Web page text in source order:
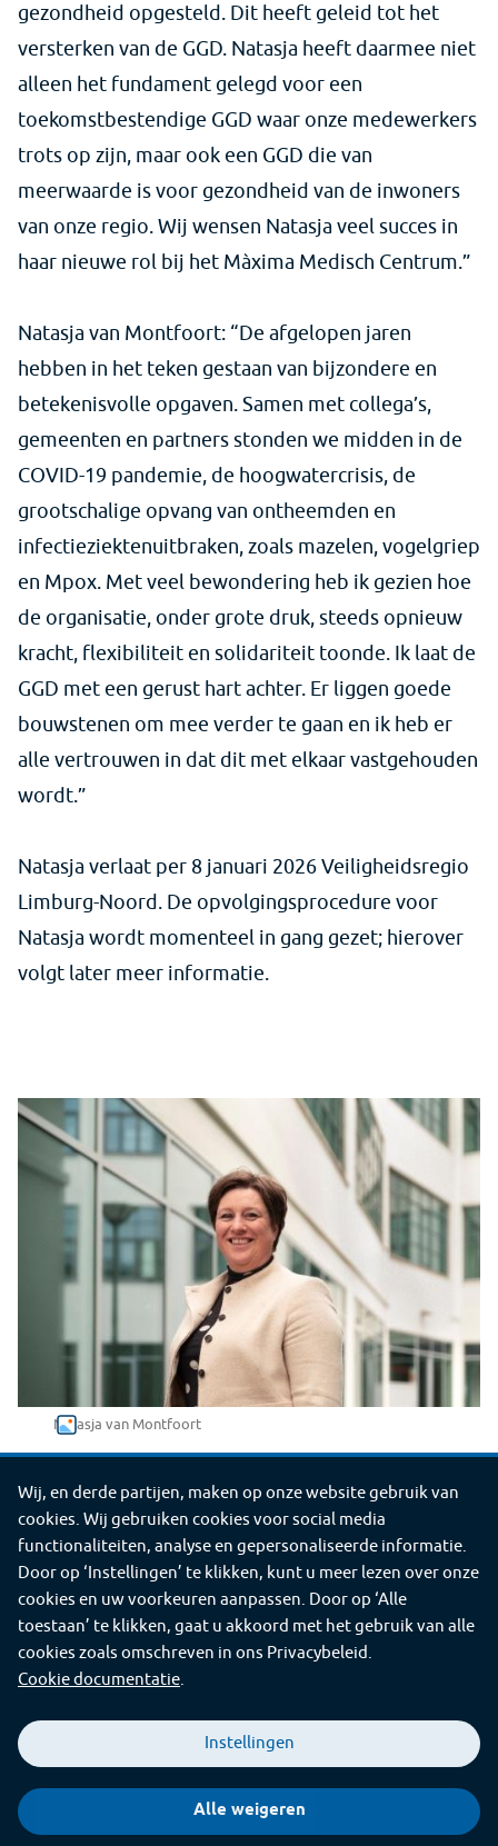
Wij, en derde partijen, maken op onze website gebruik van
cookies. Wij gebruiken cookies voor social media
functionaliteiten, analyse en gepersonaliseerde informatie.
Door op ‘Instellingen’ te klikken, kunt u meer lezen over onze
cookies en uw voorkeuren aanpassen. Door op ‘Alle
toestaan’ te klikken, gaat u akkoord met het gebruik van alle
cookies zoals omschreven in ons Privacybeleid.
Cookie documentatie
Instellingen
Alle weigeren
gezondheid opgesteld. Dit heeft geleid tot het
versterken van de GGD. Natasja heeft daarmee niet
alleen het fundament gelegd voor een
toekomstbestendige GGD waar onze medewerkers
trots op zijn, maar ook een GGD die van
meerwaarde is voor gezondheid van de inwoners
van onze regio. Wij wensen Natasja veel succes in
haar nieuwe rol bij het Màxima Medisch Centrum.”
Natasja van Montfoort: “De afgelopen jaren
hebben in het teken gestaan van bijzondere en
betekenisvolle opgaven. Samen met collega’s,
gemeenten en partners stonden we midden in de
COVID-19 pandemie, de hoogwatercrisis, de
grootschalige opvang van ontheemden en
infectieziektenuitbraken, zoals mazelen, vogelgriep
en Mpox. Met veel bewondering heb ik gezien hoe
de organisatie, onder grote druk, steeds opnieuw
kracht, flexibiliteit en solidariteit toonde. Ik laat de
GGD met een gerust hart achter. Er liggen goede
bouwstenen om mee verder te gaan en ik heb er
alle vertrouwen in dat dit met elkaar vastgehouden
wordt.”
Natasja verlaat per 8 januari 2026 Veiligheidsregio
Limburg-Noord. De opvolgingsprocedure voor
Natasja wordt momenteel in gang gezet; hierover
volgt later meer informatie.
Natasja van Montfoort
Deel deze pagina
Deel
deze
pagina
via
e-
Deel
deze
pagina
op
Facebook
Deel
deze
op
X
Deel
deze
pagina
op
LinkedIn
Deel
deze
op
WhatsApp
©2026 GGD Limburg-Noord
Service
Contact Proclaimer Cookies